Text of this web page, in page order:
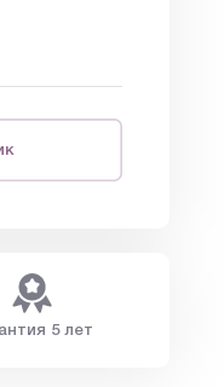
5 лет